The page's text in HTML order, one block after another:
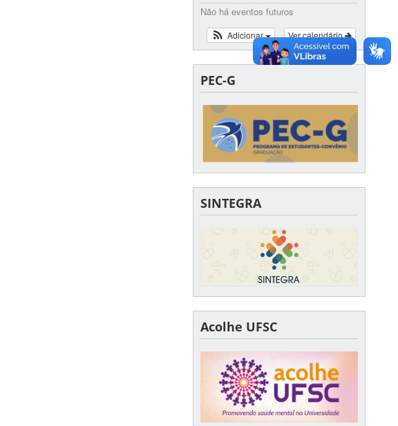
Não há eventos futuros
Ver calendário
Adicionar
PEC-G
SINTEGRA
Acolhe UFSC